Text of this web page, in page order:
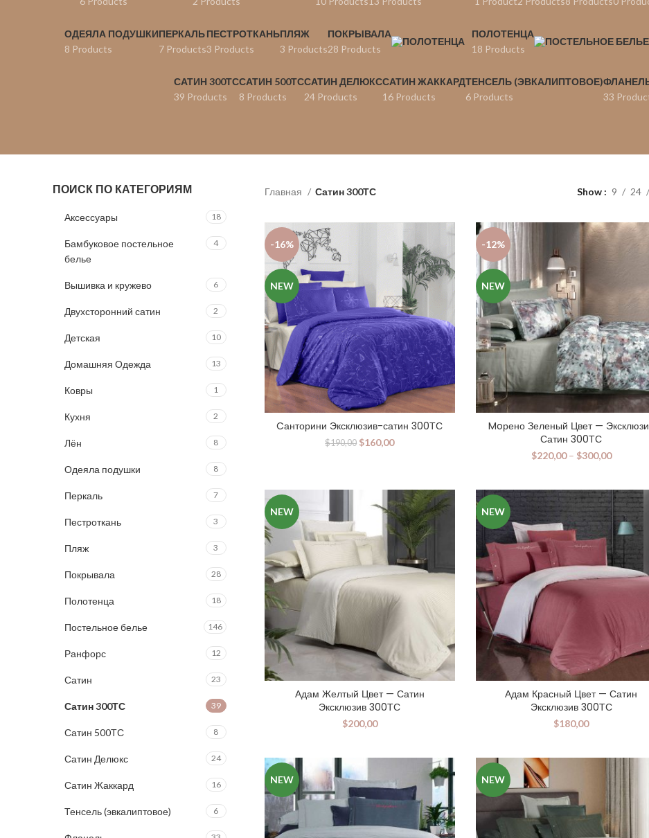
ОДЕЯЛА ПОДУШКИ
8 Products
ПЕРКАЛЬ
7 Products
ПЕСТРОТКАНЬ
3 Products
ПЛЯЖ
3 Products
ПОКРЫВАЛА
28 Products
ПОЛОТЕНЦА
18 Products
САТИН 300ТС
39 Products
САТИН 500ТС
8 Products
САТИН ДЕЛЮКС
24 Products
САТИН ЖАККАРД
16 Products
ТЕНСЕЛЬ (ЭВКАЛИПТОВОЕ)
6 Products
33
ПОИСК ПО КАТЕГОРИЯМ
Аксессуары 18
Бамбуковое постельное
белье
4
Вышивка и кружево 6
Двухсторонний сатин 2
Детская 10
Домашняя Одежда 13
Ковры 1
Кухня 2
Лён 8
Одеяла подушки 8
Перкаль 7
Пестроткань 3
Пляж 3
Покрывала 28
Полотенца 18
Постельное белье 146
Ранфорс 12
Сатин 23
Сатин 300ТС 39
Сатин 500ТС 8
Сатин Делюкс 24
Сатин Жаккард 16
Тенсель (эвкалиптовое) 6
Главная Сатин 300ТС Show 9 24
-16%
NEW
Cанторини Эксклюзив-сатин 300ТС
$190,00 $160,00
-12%
NEW
Moрено Зеленый Цвет —
Сатин 300ТС
$220,00– $300,00
NEW
Адам Желтый Цвет — Сатин
Эксклюзив 300ТС
$200,00
NEW
Адам Красный Цвет — Сатин
Эксклюзив 300ТС
$180,00
NEW NEW